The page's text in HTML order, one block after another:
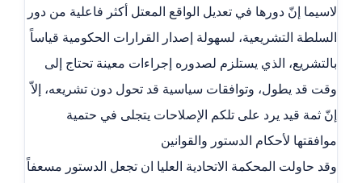
لاسيما إنّ دورها في تعديل الواقع المعتل أكثر فاعلية من دور
السلطة التشريعية، لسهولة إصدار القرارات الحكومية قياساً
بالتشريع، الذي يستلزم لصدوره إجراءات معينة تحتاج إلى
وقت قد يطول، وتوافقات سياسية قد تحول دون تشريعه، إلاّ
إنّ ثمة قيد يرد على تلكم الإصلاحات يتجلى في حتمية
موافقتها لأحكام الدستور والقوانين
وقد حاولت المحكمة الاتحادية العليا ان تجعل الدستور مسعفاً